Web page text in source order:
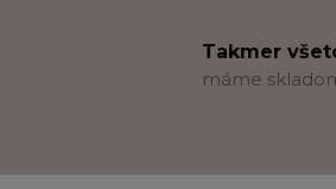
Takmer
máme